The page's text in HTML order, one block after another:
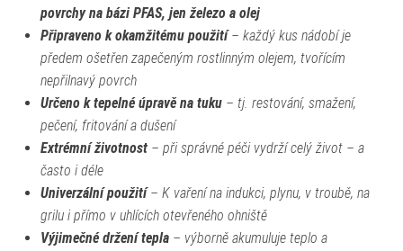
povrchy na bázi PFAS, jen železo a olej
Připraveno k okamžitému použití– každý kus nádobí je
předem ošetřen zapečeným rostlinným olejem, tvořícím
nepřilnavý povrch
Určeno k tepelné úpravě na tuku – tj. restování, smažení,
pečení, fritování a dušení
Extrémní životnost – při správné péči vydrží celý život – a
často i déle
Univerzální použití– K vaření na indukci, plynu, v troubě, na
grilu i přímo v uhlících otevřeného ohniště
Výjimečné držení tepla – výborně akumuluje teplo a